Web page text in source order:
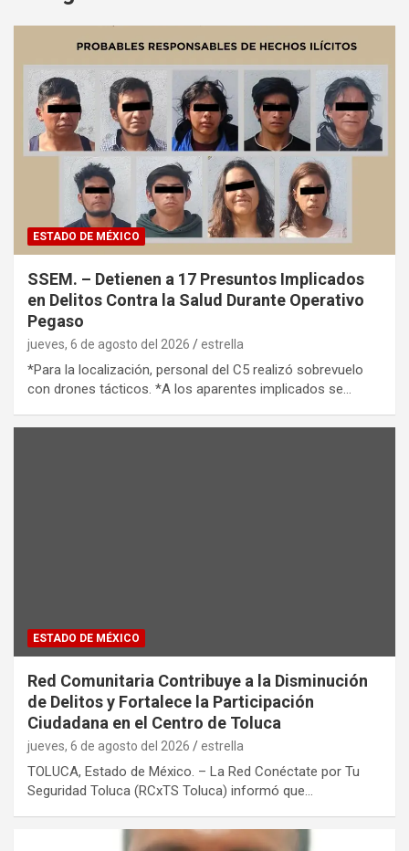
ESTADO DE MÉXICO
SSEM. – Detienen a 17 Presuntos Implicados
en Delitos Contra la Salud Durante Operativo
Pegaso
jueves, 6 de agosto del 2026 estrella
*Para la localización, personal del C5 realizó sobrevuelo
con drones tácticos. *A los aparentes implicados se…
ESTADO DE MÉXICO
Red Comunitaria Contribuye a la Disminución
de Delitos y Fortalece la Participación
Ciudadana en el Centro de Toluca
jueves, 6 de agosto del 2026 estrella
TOLUCA, Estado de México. – La Red Conéctate por Tu
Seguridad Toluca (RCxTS Toluca) informó que…